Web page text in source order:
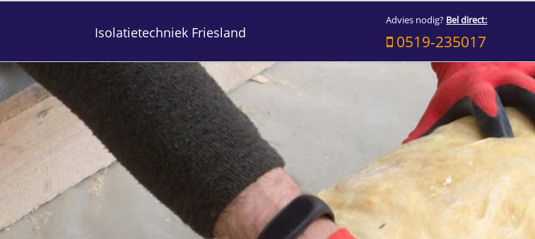
Isolatietechniek Friesland
Advies nodig? Bel direct:
0519-235017